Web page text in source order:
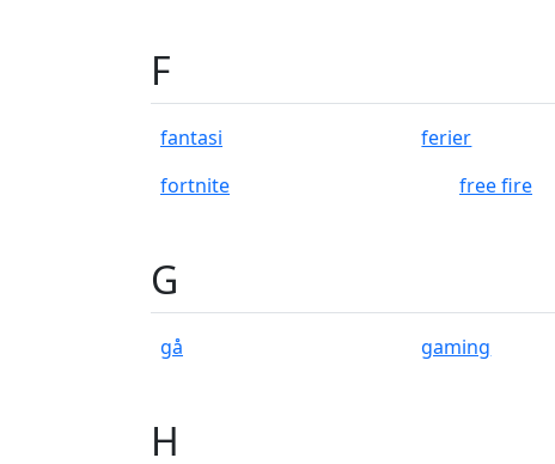
F
fantasi ferier
fortnite
free fire
G
gå gaming
H